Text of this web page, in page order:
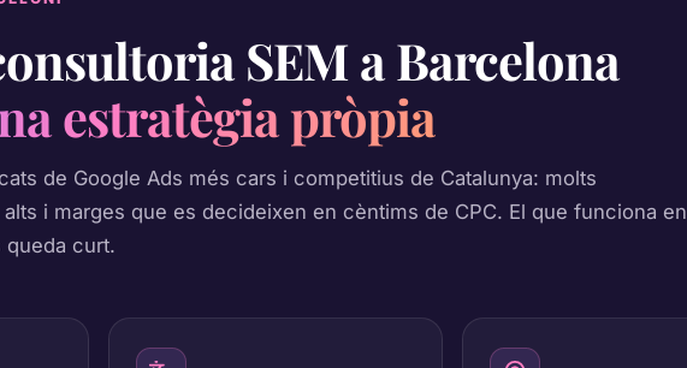
SEM a Barcelona
estratègia pròpia
de Google Ads més cars i competitius de Catalunya: molts
i marges que es decideixen en cèntims de CPC. El que funciona en
queda curt.